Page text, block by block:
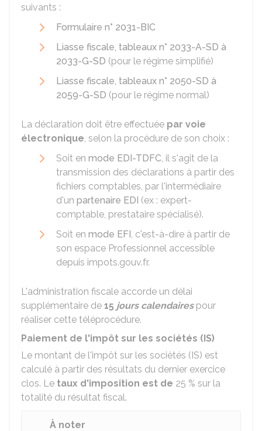
suivants :
Formulaire n° 2031-BIC
Liasse fiscale, tableaux n° 2033-A-SD à
2033-G-SD (pour le régime simplifié)
Liasse fiscale, tableaux n° 2050-SD à
2059-G-SD (pour le régime normal)
La déclaration doit être effectuée par voie
électronique, selon la procédure de son choix :
Soit en mode EDI-TDFC, il s'agit de la
transmission des déclarations à partir des
fichiers comptables, par l'intermédiaire
d'un partenaire EDI (ex : expert-
comptable, prestataire spécialisé).
Soit en mode EFI, c'est-à-dire à partir de
son espace Professionnel accessible
depuis impots.gouv.fr.
L'administration fiscale accorde un délai
supplémentaire de 15 jours calendaires pour
réaliser cette téléprocédure.
Paiement de l'impôt sur les sociétés (IS)
Le montant de l'impôt sur les sociétés (IS) est
calculé à partir des résultats du dernier exercice
clos. Le taux d'imposition est de 25 % sur la
totalité du résultat fiscal.
À noter